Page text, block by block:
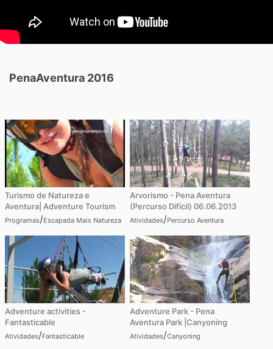
PenaAventura 2016
Turismo de Natureza e
Aventura| Adventure Tourism
Programas/Escapada Mais Natureza
Arvorismo - Pena Aventura
(Percurso Difícil) 06.06.2013
Atividades/Percurso Aventura
Adventure activities -
Fantasticable
Atividades/Fantasticable
Adventure Park - Pena
Aventura Park |Canyoning
Atividades/Canyoning